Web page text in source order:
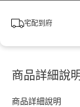
宅配到府
商品詳細說明
商品詳細說明